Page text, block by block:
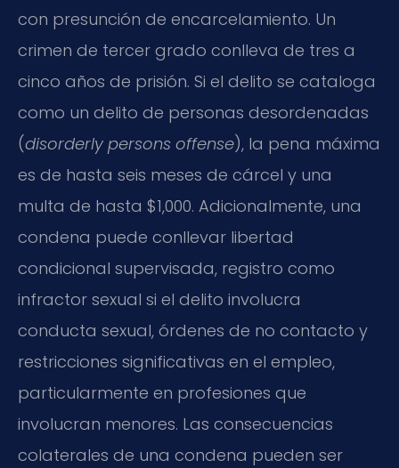
con presunción de encarcelamiento. Un
crimen de tercer grado conlleva de tres a
cinco años de prisión. Si el delito se cataloga
como un delito de personas desordenadas
(disorderly persons offense), la pena máxima
es de hasta seis meses de cárcel y una
multa de hasta $1,000. Adicionalmente, una
condena puede conllevar libertad
condicional supervisada, registro como
infractor sexual si el delito involucra
conducta sexual, órdenes de no contacto y
restricciones significativas en el empleo,
particularmente en profesiones que
involucran menores. Las consecuencias
colaterales de una condena pueden ser